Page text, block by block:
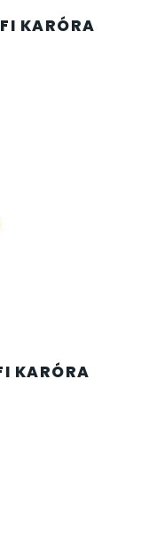
KARÓRA
KARÓRA